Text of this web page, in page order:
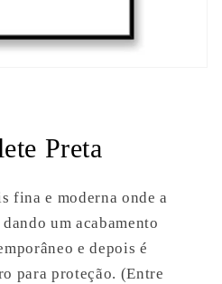
Preta
fina e moderna onde a
um acabamento
e depois é
para proteção. (Entre